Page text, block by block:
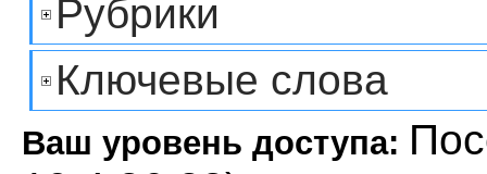
Рубрики
Ключевые слова
Ваш уровень доступа: